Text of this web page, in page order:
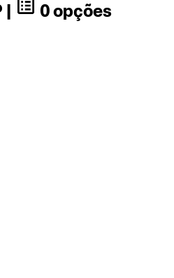
|
0 opções